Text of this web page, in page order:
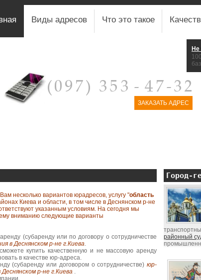
Виды адресов Что это такое
ЗАКАЗАТЬ АДРЕС
Не
несколько вариантов юрадресов, услугу "область
Киева и области, в том числе в Деснянском р-не
указанным условиям. На сегодня мы
вниманию следующие варианты
(субаренду или по договору о сотрудничестве
в Деснянском р-не г.Киева.
купить качественную и не массовую аренду
в качестве юр-адреса.
(субаренду или договором о сотрудничестве) юр-
р-не г.Киева .
Город-
районный